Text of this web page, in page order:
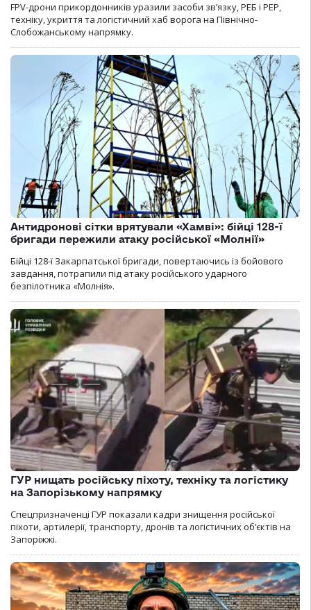
FPV-дрони прикордонників уразили засоби зв’язку, РЕБ і РЕР,
техніку, укриття та логістичний хаб ворога на Північно-
Слобожанському напрямку.
Антидронові сітки врятували «Хамві»: бійці 128-ї
бригади пережили атаку російської «Молнії»
Бійці 128-ї Закарпатської бригади, повертаючись із бойового
завдання, потрапили під атаку російського ударного
безпілотника «Молнія».
ГУР нищать російську піхоту, техніку та логістику
на Запорізькому напрямку
Спецпризначенці ГУР показали кадри знищення російської
піхоти, артилерії, транспорту, дронів та логістичних об’єктів на
Запоріжжі.